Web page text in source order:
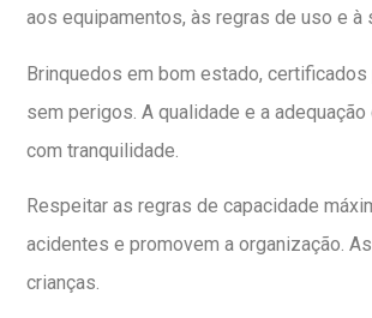
aos equipamentos, às regras de uso e à
Brinquedos em bom estado,
sem perigos. A qualidade e a
com tranquilidade.
Respeitar as regras de capacidade
acidentes e promovem a organização.
crianças.